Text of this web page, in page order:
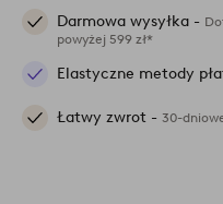
Darmowa wysyłka -
powyżej 599 zł*
Elastyczne metody
Łatwy zwrot - 30-